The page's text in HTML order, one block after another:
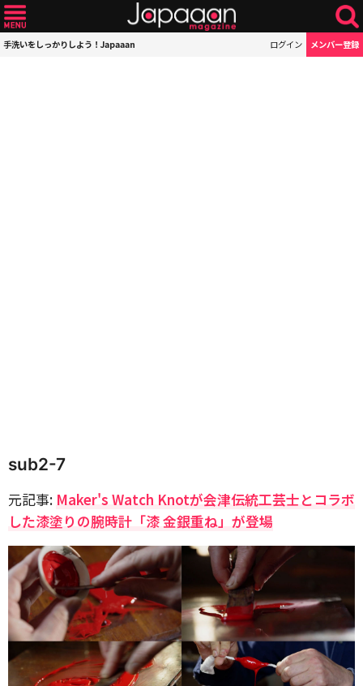
手洗いをしっかりしよう！Japaaan ログイン メンバー登録
sub2-7
元記事: Maker's Watch Knotが会津伝統工芸士とコラボ
した漆塗りの腕時計「漆 金銀重ね」が登場